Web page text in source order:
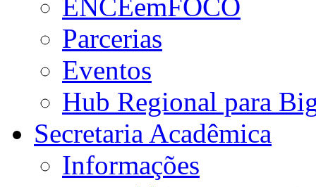
ENCEemFOCO
Parcerias
Eventos
Hub Regional para
Secretaria Acadêmica
Informações